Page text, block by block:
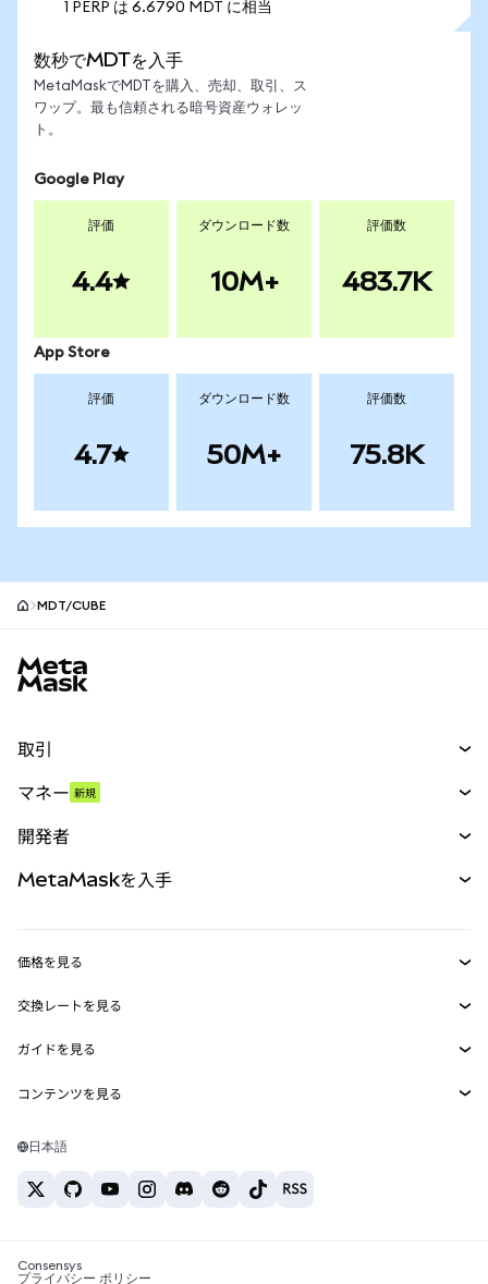
1 PERP は 6.6790 MDT に相当
数秒でMDTを入手
MetaMaskでMDTを購入、売却、取引、ス
ワップ。最も信頼される暗号資産ウォレッ
ト。
Google Play
評価
4.4
ダウンロード数
10M+
評価数
483.7K
App Store
評価
4.7
ダウンロード数
50M+
評価数
75.8K
MDT/CUBE
取引
パーペチュアル
RWA
マネー 新規
開発者
MetaMask Connect
Snaps
Web3サービス
MetaMaskを入手
セキュリティ
サポート
キャリア
お問い合わせ
価格を見る
イーサリアムの価格
Solanaの価格
Tetherの価格
交換レートを見る
ETH→USD
USDT→INR
BTC→INR
ETH→USDT
ガイドを見る
ETHの購入
USDTの購入
SHIBの購入
コンテンツを見る
Solanaウォレット
税制関連ニュース
日本語
Consensys
プライバシー ポリシー